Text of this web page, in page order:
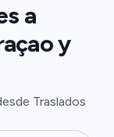
a
y
Traslados